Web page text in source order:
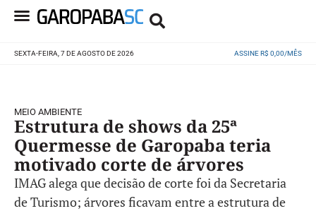
SEXTA-FEIRA, 7 DE AGOSTO DE 2026 ASSINE R$ 0,00/MÊS
MEIO AMBIENTE
Estrutura de shows da 25ª
Quermesse de Garopaba teria
motivado corte de árvores
IMAG alega que decisão de corte foi da Secretaria
de Turismo; árvores ficavam entre a estrutura de